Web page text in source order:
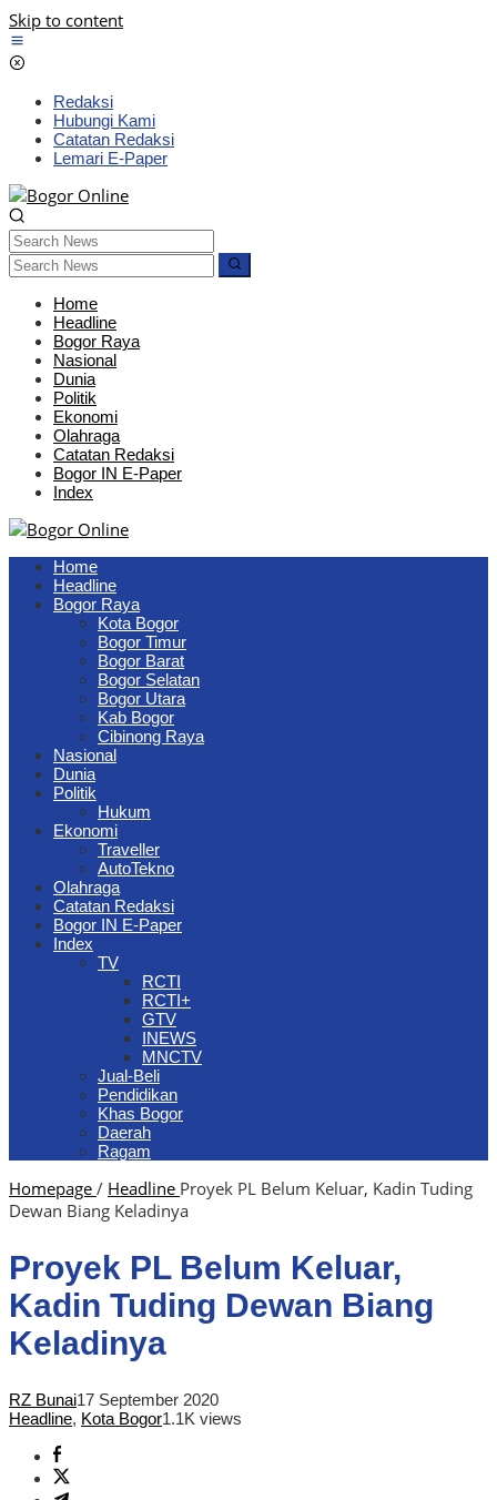
Skip to content
Redaksi
Hubungi Kami
Catatan Redaksi
Lemari E-Paper
Home
Headline
Bogor Raya
Nasional
Dunia
Politik
Ekonomi
Olahraga
Catatan Redaksi
Bogor IN E-Paper
Index
Home
Headline
Bogor Raya
Kota Bogor
Bogor Timur
Bogor Barat
Bogor Selatan
Bogor Utara
Kab Bogor
Cibinong Raya
Nasional
Dunia
Politik
Hukum
Ekonomi
Traveller
AutoTekno
Olahraga
Catatan Redaksi
Bogor IN E-Paper
Index
TV
RCTI
RCTI+
GTV
INEWS
MNCTV
Jual-Beli
Pendidikan
Khas Bogor
Daerah
Ragam
Homepage / Headline Proyek PL Belum Keluar, Kadin Tuding
Dewan Biang Keladinya
Proyek PL Belum Keluar,
Kadin Tuding Dewan Biang
Keladinya
RZ Bunai17 September 2020
Headline, Kota Bogor1.1K views